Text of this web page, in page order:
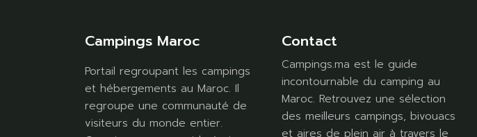
Campings Maroc
Portail regroupant les campings
et hébergements au Maroc. Il
regroupe une communauté de
visiteurs du monde entier.
Contact
Campings.ma est le guide
incontournable du camping au
Maroc. Retrouvez une sélection
des meilleurs campings, bivouacs
et aires de plein air à travers le